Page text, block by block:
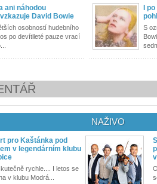
ani náhodou
David Bowie
osobností hudebního
po devítileté pauze vrací
I
S
pro Kaštánka pod
v legendárním klubu
rychle.... I letos se
v klubu Modrá...
NAŽIVO